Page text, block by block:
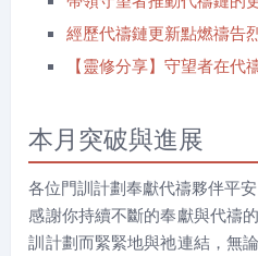
經歷代禱鏈更新點燃禱告
【靈修分享】守望者在代
本月突破與進展
各位門訓計劃奉獻代禱夥伴平安
感謝你持續不斷的奉獻與代禱
訓計劃而緊緊地與祂連結，無